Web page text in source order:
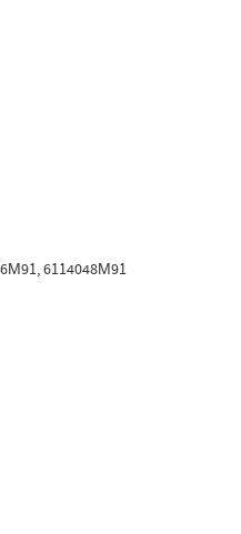
6114048М91